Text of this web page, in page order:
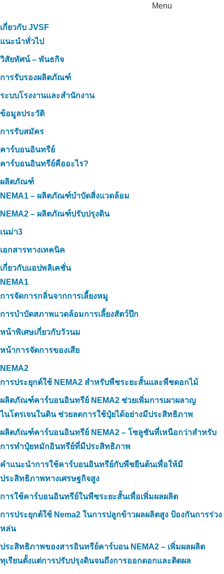
Menu
เกี่ยวกับ JVSF
แนะนำทั่วไป
วิสัยทัศน์ – พันธกิจ
การรับรองผลิตภัณฑ์
ระบบโรงงานและสำนักงาน
ข้อมูลประวัติ
การรับสมัคร
คาร์บอนอินทรีย์
คาร์บอนอินทรีย์คืออะไร?
ผลิตภัณฑ์
NEMA1 – ผลิตภัณฑ์บำบัดสิ่งแวดล้อม
NEMA2 – ผลิตภัณฑ์ปรับปรุงดิน
เนม่า3
เอกสารทางเทคนิค
เกี่ยวกับแอปพลิเคชั่น
NEMA1
การจัดการกลิ่นจากการเลี้ยงหมู
การบำบัดสภาพแวดล้อมการเลี้ยงสัตว์ปีก
หน้าพิเศษเกี่ยวกับวัวนม
หน้าการจัดการของเสีย
NEMA2
การประยุกต์ใช้ NEMA2 สำหรับพืชระยะสั้นและพืชดอกไม้
ผลิตภัณฑ์คาร์บอนอินทรีย์ NEMA2 ช่วยเพิ่มการเผาผลาญ
ไนโตรเจนในดิน ช่วยลดการใช้ปุ๋ยได้อย่างมีประสิทธิภาพ
ผลิตภัณฑ์คาร์บอนอินทรีย์ NEMA2 – โซลูชันที่เหนือกว่าสำหรับ
การทำปุ๋ยหมักอินทรีย์ที่มีประสิทธิภาพ
คำแนะนำการใช้คาร์บอนอินทรีย์กับพืชยืนต้นเพื่อให้มี
ประสิทธิภาพทางเศรษฐกิจสูง
การใช้คาร์บอนอินทรีย์ในพืชระยะสั้นเพื่อเพิ่มผลผลิต
การประยุกต์ใช้ Nema2 ในการปลูกข้าวผลผลิตสูง ป้องกันการร่วง
หล่น
ประสิทธิภาพของสารอินทรีย์คาร์บอน NEMA2 – เพิ่มผลผลิต
ทุเรียนตั้งแต่การปรับปรุงดินจนถึงการออกดอกและติดผล